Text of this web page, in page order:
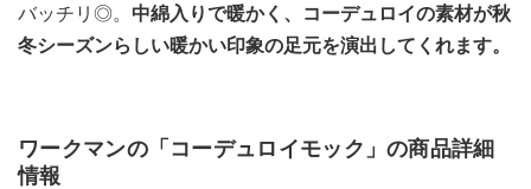
バッチリ◎。 中綿入りで暖かく、コーデュロイの素材が秋
冬シーズンらしい暖かい印象の足元を演出してくれます。
ワークマンの「コーデュロイモック」の商品詳細
情報